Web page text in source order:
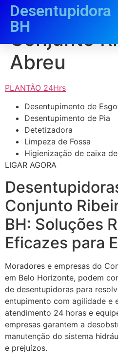
Desentupidora
BH
Conjunto
Abreu
PLANTÃO 24Hrs
Desentupimento de
Desentupimento de Pia
Detetizadora
Limpeza de Fossa
Higienização de caixa
LIGAR AGORA
Conjunto
BH: Soluções
Eficazes para
Moradores e empresas do
em Belo Horizonte, podem
de desentupidoras para
entupimento com agilidade e
atendimento 24 horas e
empresas garantem a
manutenção do sistema
e prejuízos.